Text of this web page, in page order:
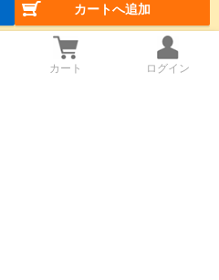
カートへ追加
カート ログイン